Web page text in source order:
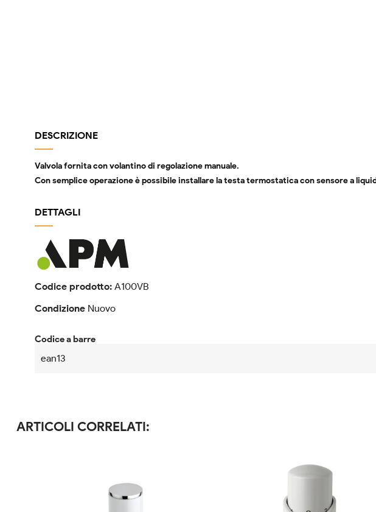
DESCRIZIONE
Valvola fornita con volantino di regolazione manuale.
Con semplice operazione è possibile installare la testa termostatica con sensore a
DETTAGLI
Codice prodotto: A100VB
Condizione Nuovo
Codice a barre
ean13
ARTICOLI CORRELATI: